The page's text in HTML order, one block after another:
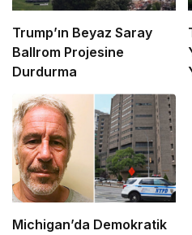
Trump’ın Beyaz Saray
Ballrom Projesine
Durdurma
Michigan’da Demokratik